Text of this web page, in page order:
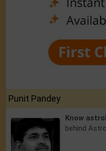
Punit Pandey
Know
behind